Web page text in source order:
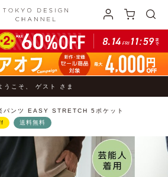
うこそ、 ゲスト さま
パンツ EASY STRETCH 5ポケット
送料無料